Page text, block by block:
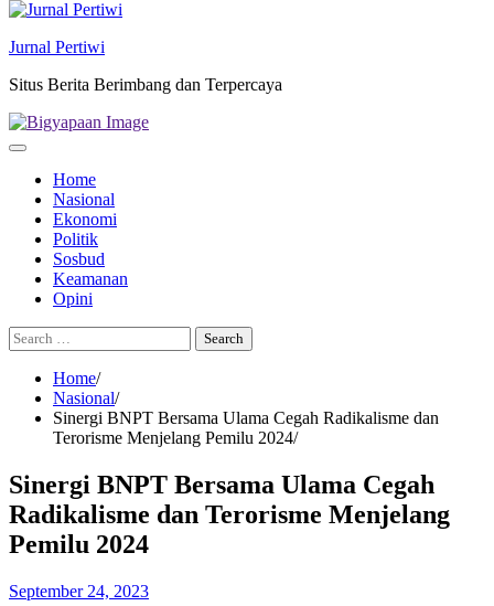
Jurnal Pertiwi
Situs Berita Berimbang dan Terpercaya
Home
Nasional
Ekonomi
Politik
Sosbud
Keamanan
Opini
Search
for:
Home
Nasional
Sinergi BNPT Bersama Ulama Cegah Radikalisme dan
Terorisme Menjelang Pemilu 2024
Sinergi BNPT Bersama Ulama Cegah
Radikalisme dan Terorisme Menjelang
Pemilu 2024
September 24, 2023